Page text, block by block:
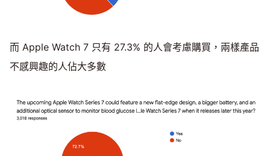
而 Apple Watch 7 只有 27.3% 的人會考慮購買，兩樣產品
不感興趣的人佔大多數